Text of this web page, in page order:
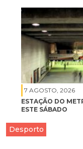
7 AGOSTO, 2026
ESTAÇÃO DO
ESTE SÁBADO
Desporto